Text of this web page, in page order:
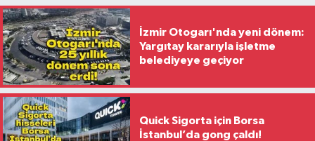
İzmir Otogarı'nda yeni dönem:
Yargıtay kararıyla işletme
belediyeye geçiyor
Quick Sigorta için Borsa
İstanbul’da gong çaldı!